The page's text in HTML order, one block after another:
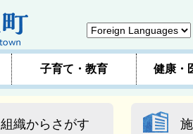
子育て・教育 健康・
組織からさがす